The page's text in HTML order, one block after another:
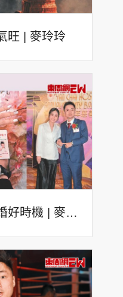
旺 | 麥玲玲
好時機 | 麥玲